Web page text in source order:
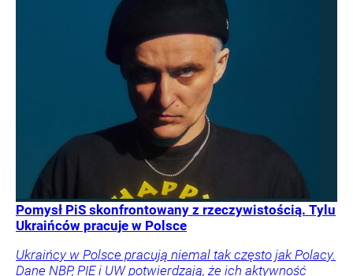
Pomysł PiS skonfrontowany z rzeczywistością. Tylu
Ukraińców pracuje w Polsce
Ukraińcy w Polsce pracują niemal tak często jak Polacy.
Dane NBP, PIE i UW potwierdzają, że ich aktywność